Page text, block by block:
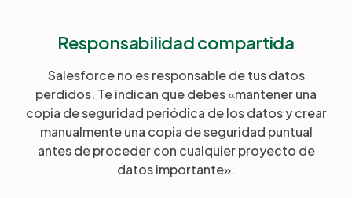
Responsabilidad compartida
Salesforce no es responsable de tus datos
perdidos. Te indican que debes «mantener una
copia de seguridad periódica de los datos y crear
manualmente una copia de seguridad puntual
antes de proceder con cualquier proyecto de
datos importante».